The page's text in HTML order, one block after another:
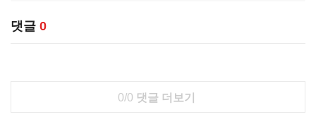
댓글 0
0/0 댓글 더보기